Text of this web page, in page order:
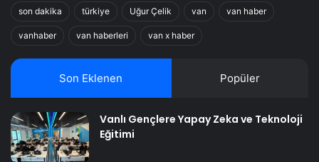
son dakika türkiye Uğur Çelik van van haber
vanhaber van haberleri van x haber
Son Eklenen Popüler
Vanlı Gençlere Yapay Zeka ve Teknoloji
Eğitimi